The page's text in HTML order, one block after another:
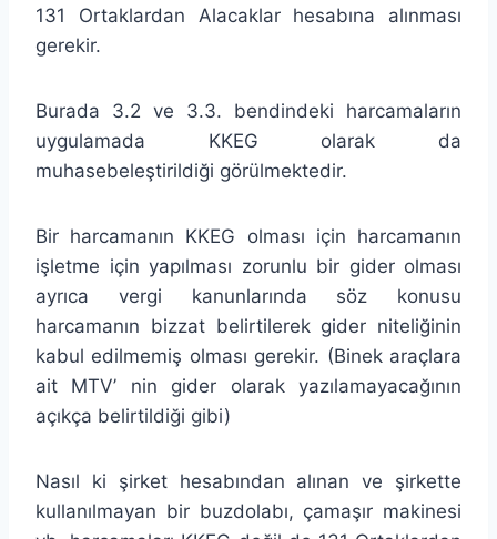
131 Ortaklardan Alacaklar hesabına alınması
gerekir.
Burada 3.2 ve 3.3. bendindeki harcamaların
uygulamada KKEG olarak da
muhasebeleştirildiği görülmektedir.
Bir harcamanın KKEG olması için harcamanın
işletme için yapılması zorunlu bir gider olması
ayrıca vergi kanunlarında söz konusu
harcamanın bizzat belirtilerek gider niteliğinin
kabul edilmemiş olması gerekir. (Binek araçlara
ait MTV’ nin gider olarak yazılamayacağının
açıkça belirtildiği gibi)
Nasıl ki şirket hesabından alınan ve şirkette
kullanılmayan bir buzdolabı, çamaşır makinesi